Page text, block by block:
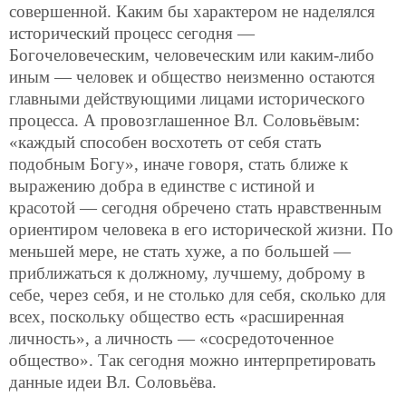
совершенной. Каким бы характером не наделялся
исторический процесс сегодня —
Богочеловеческим, человеческим или каким-либо
иным — человек и общество неизменно остаются
главными действующими лицами исторического
процесса. А провозглашенное Вл. Соловьёвым:
«каждый способен восхотеть от себя стать
подобным Богу», иначе говоря, стать ближе к
выражению добра в единстве с истиной и
красотой — сегодня обречено стать нравственным
ориентиром человека в его исторической жизни. По
меньшей мере, не стать хуже, а по большей —
приближаться к должному, лучшему, доброму в
себе, через себя, и не столько для себя, сколько для
всех, поскольку общество есть «расширенная
личность», а личность — «сосредоточенное
общество». Так сегодня можно интерпретировать
данные идеи Вл. Соловьёва.